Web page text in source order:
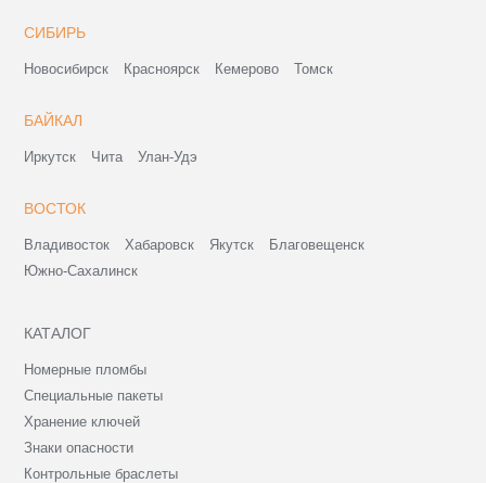
СИБИРЬ
Новосибирск Красноярск Кемерово Томск
БАЙКАЛ
Иркутск Чита Улан-Удэ
ВОСТОК
Владивосток Хабаровск Якутск
Благовещенск
Южно-Сахалинск
КАТАЛОГ
Номерные пломбы
Специальные пакеты
Хранение ключей
Знаки опасности
Контрольные браслеты